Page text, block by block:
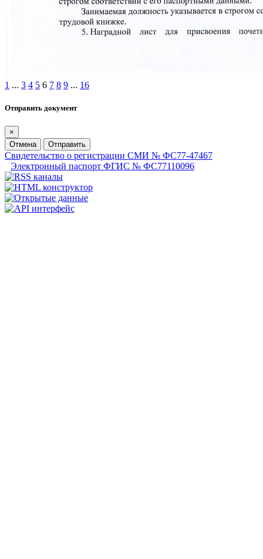
1 ... 3 4 5 6 7 8 9 ... 16
Отправить документ
×
Отмена
Отправить
Свидетельство о регистрации СМИ № ФС77-47467
Электронный паспорт ФГИС № ФС77110096